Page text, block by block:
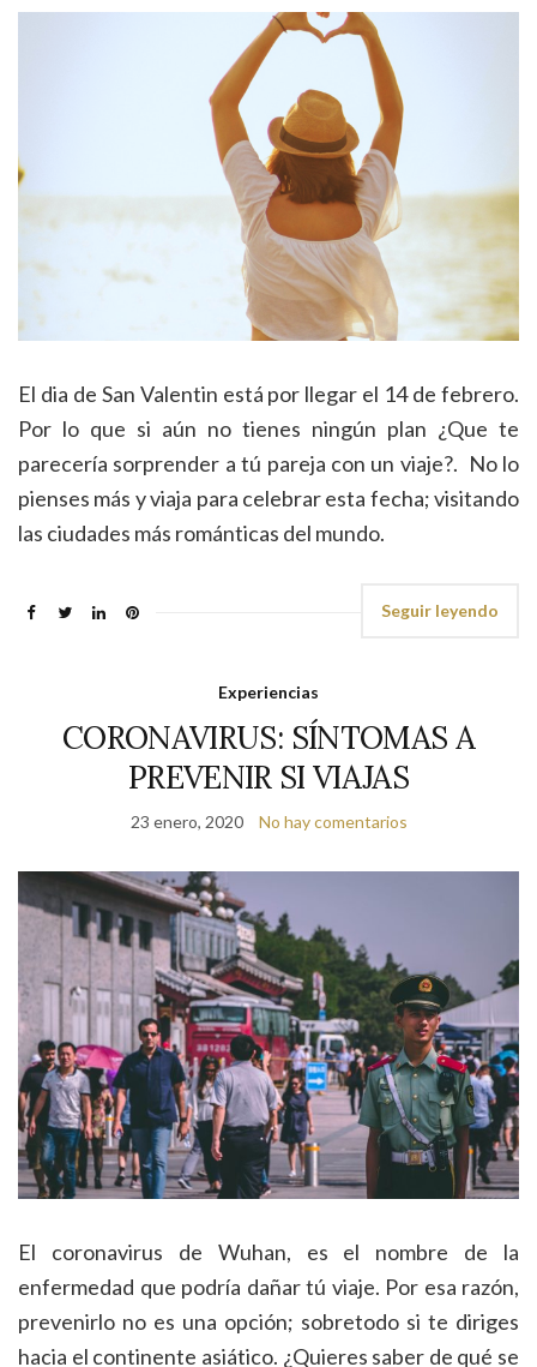
El dia de San Valentin está por llegar el 14 de febrero.
Por lo que si aún no tienes ningún plan ¿Que te
parecería sorprender a tú pareja con un viaje?. No lo
pienses más y viaja para celebrar esta fecha; visitando
las ciudades más románticas del mundo.
Seguir leyendo
Experiencias
CORONAVIRUS: SÍNTOMAS A
PREVENIR SI VIAJAS
23 enero, 2020 No hay comentarios
El coronavirus de Wuhan, es el nombre de la
enfermedad que podría dañar tú viaje. Por esa razón,
prevenirlo no es una opción; sobretodo si te diriges
hacia el continente asiático. ¿Quieres saber de qué se